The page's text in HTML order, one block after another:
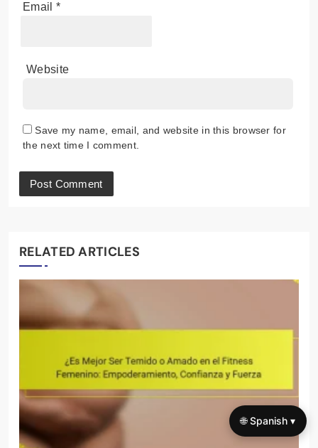
Email *
Website
Save my name, email, and website in this browser for
the next time I comment.
RELATED ARTICLES
🌐 Spanish ▾